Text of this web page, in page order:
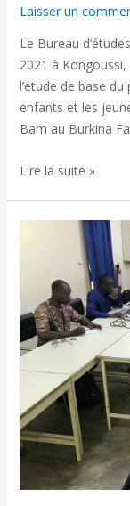
Laisser un
Le Bureau
2021 à
l’étude de base
enfants et les
Bam au Burkina
Lire la suite »